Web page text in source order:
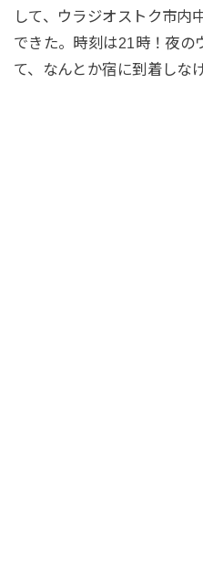
して、ウラジオストク市内
できた。時刻は21時！夜の
て、なんとか宿に到着しな